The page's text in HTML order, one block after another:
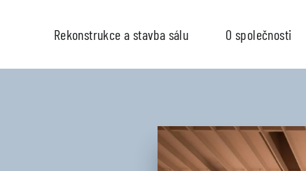
Rekonstrukce a stavba sálu O společnosti